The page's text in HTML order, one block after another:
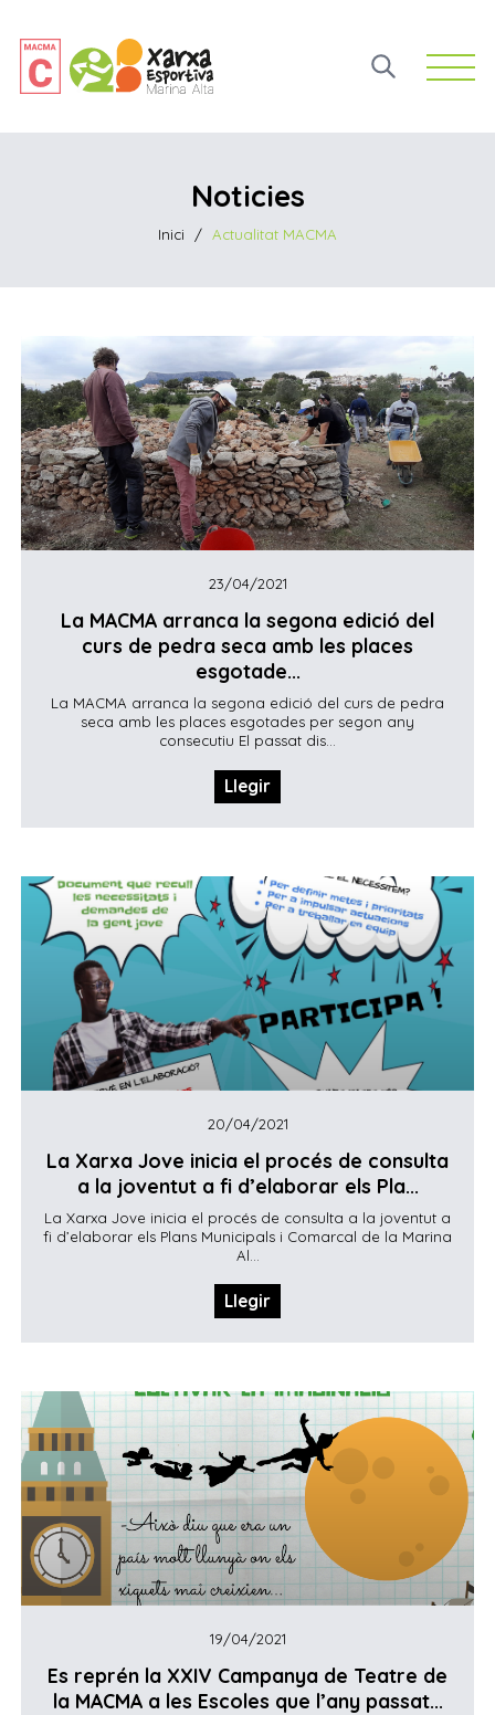
Open
Noticies
Inici / Actualitat MACMA
23/04/2021
La MACMA arranca la segona edició del
curs de pedra seca amb les places
esgotade...
La MACMA arranca la segona edició del curs de pedra
seca amb les places esgotades per segon any
consecutiu El passat dis...
Llegir
20/04/2021
La Xarxa Jove inicia el procés de consulta
a la joventut a fi d’elaborar els Pla...
La Xarxa Jove inicia el procés de consulta a la joventut a
fi d’elaborar els Plans Municipals i Comarcal de la Marina
Al...
Llegir
19/04/2021
Es reprén la XXIV Campanya de Teatre de
la MACMA a les Escoles que l’any passat...